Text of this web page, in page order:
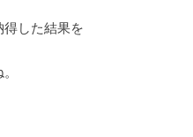
得した結果を